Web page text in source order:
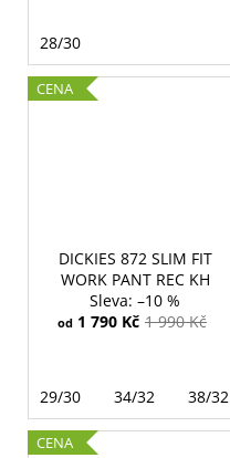
28/30
CENA
DICKIES 872 SLIM FIT
WORK PANT REC KH
–10 %
od 1 790 Kč 1 990 Kč
29/30 34/32 38/32
CENA